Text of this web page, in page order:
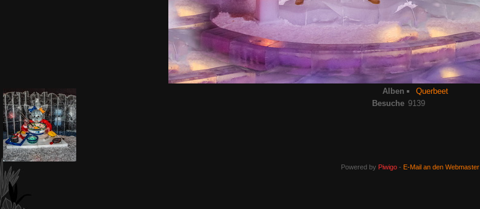
Alben
Querbeet
Besuche 9139
Powered by Piwigo- E-Mail an den Webmaster